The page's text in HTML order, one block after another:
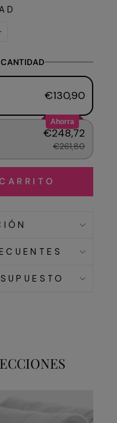
€130,90
Ahorra
€248,72
€261,80